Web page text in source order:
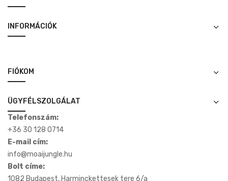
INFORMÁCIÓK
FIÓKOM
ÜGYFÉLSZOLGÁLAT
Telefonszám:
+36 30 128 0714
E-mail cím:
info@moaijungle.hu
Bolt címe:
1082 Budapest, Harminckettesek tere 6/a